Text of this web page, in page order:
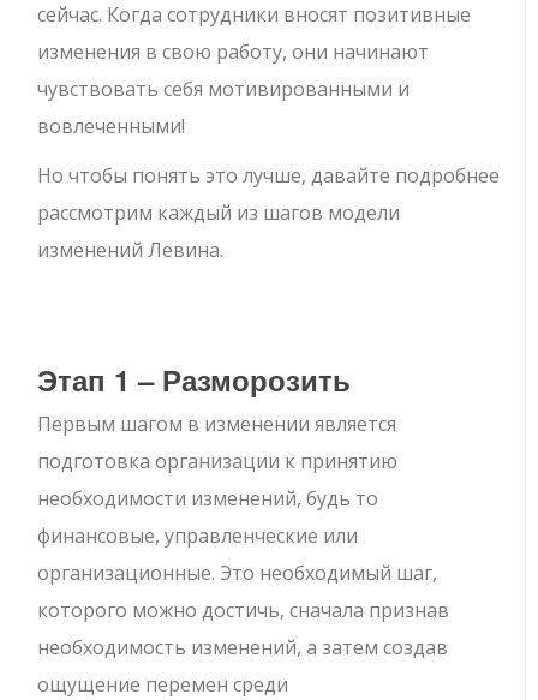
сейчас. Когда сотрудники вносят позитивные
изменения в свою работу, они начинают
чувствовать себя мотивированными и
вовлеченными!
Но чтобы понять это лучше, давайте подробнее
рассмотрим каждый из шагов модели
изменений Левина.
Этап 1 – Разморозить
Первым шагом в изменении является
подготовка организации к принятию
необходимости изменений, будь то
финансовые, управленческие или
организационные. Это необходимый шаг,
которого можно достичь, сначала признав
необходимость изменений, а затем создав
ощущение перемен среди